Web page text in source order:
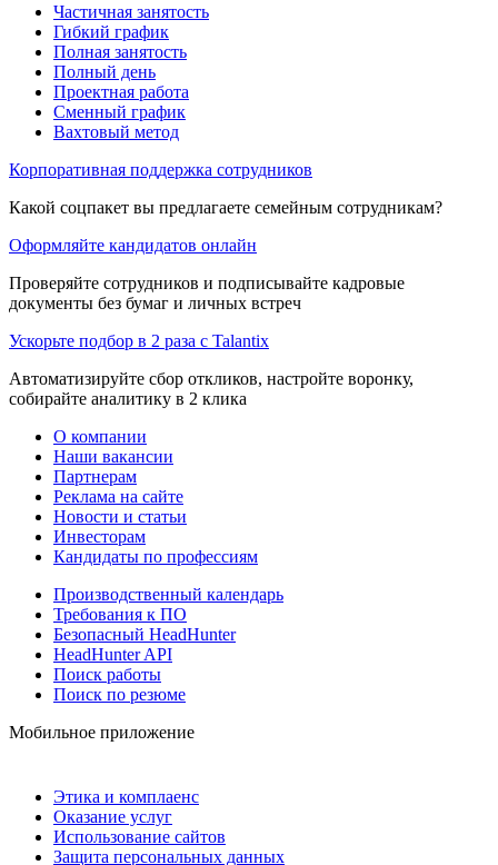
Частичная занятость
Гибкий график
Полная занятость
Полный день
Проектная работа
Сменный график
Вахтовый метод
Корпоративная поддержка сотрудников
Какой соцпакет вы предлагаете семейным сотрудникам?
Оформляйте кандидатов онлайн
Проверяйте сотрудников и подписывайте кадровые
документы без бумаг и личных встреч
Ускорьте подбор в 2 раза с Talantix
Автоматизируйте сбор откликов, настройте воронку,
собирайте аналитику в 2 клика
О компании
Наши вакансии
Партнерам
Реклама на сайте
Новости и статьи
Инвесторам
Кандидаты по профессиям
Производственный календарь
Требования к ПО
Безопасный HeadHunter
HeadHunter API
Поиск работы
Поиск по резюме
Мобильное приложение
Этика и комплаенс
Оказание услуг
Использование сайтов
Защита персональных данных